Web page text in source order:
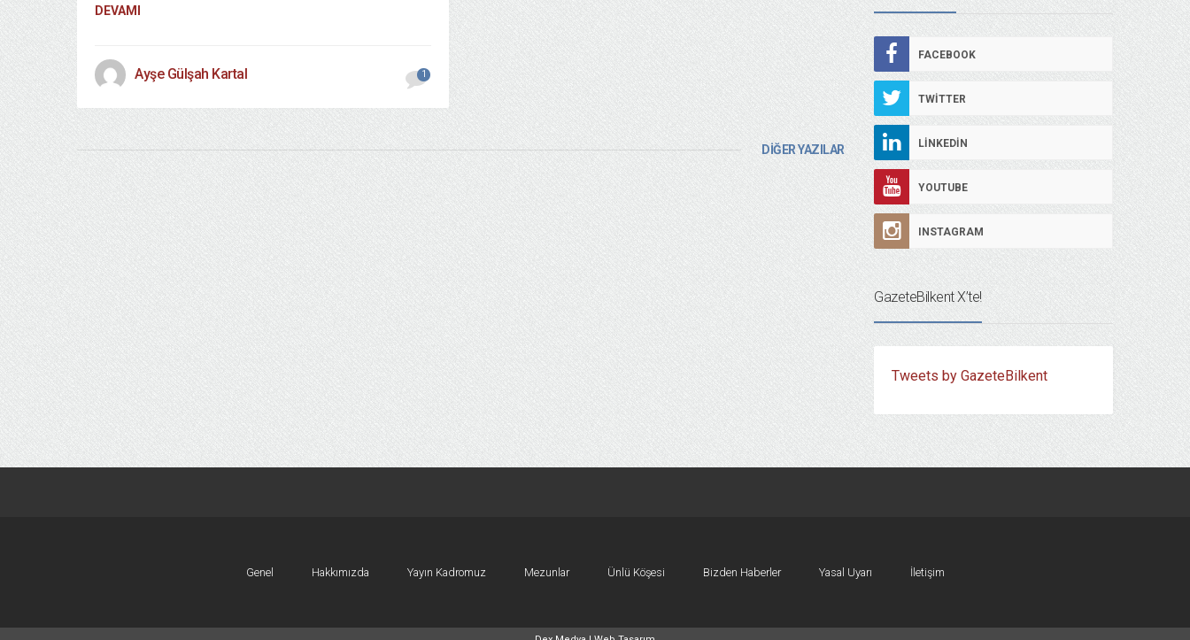
DEVAMI
Ayşe Gülşah Kartal 1
DİĞER YAZILAR
FACEBOOK
TWITTER
LINKEDIN
YOUTUBE
INSTAGRAM
GazeteBilkent X’te!
Tweets by GazeteBilkent
Genel Hakkımızda Yayın Kadromuz Mezunlar Ünlü Köşesi Bizden Haberler Yasal Uyarı İletişim